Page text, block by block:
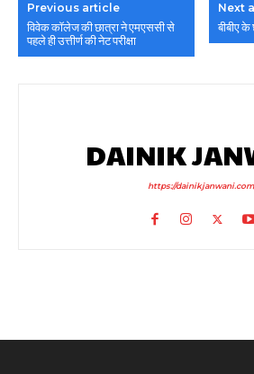
Previous article
विवेक कॉलेज की छात्रा ने एमएससी से
पहले ही उत्तीर्ण की नेट परीक्षा
Next
बीबीए
DAINIK
https://